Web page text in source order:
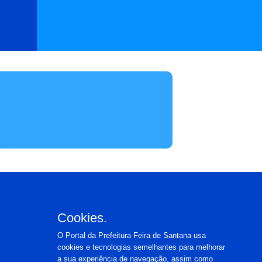
Cookies.
O Portal da Prefeitura Feira de Santana usa
cookies e tecnologias semelhantes para melhorar
a sua experiência de navegação, assim como